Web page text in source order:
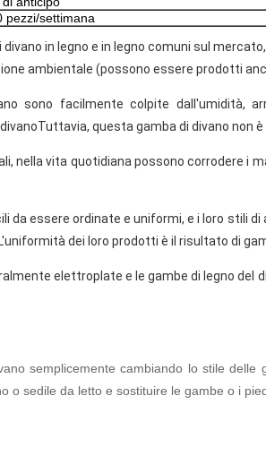
pezzi/settimana
in legno e in legno comuni sul
ambientale (possono essere prodotti
sono facilmente colpite dall'umidità,
questa gamba di divano non
nella vita quotidiana possono corrodere
da essere ordinate e uniformi, e i loro
dei loro prodotti è il risultato di
elettroplate e le gambe di legno
semplicemente cambiando lo stile
o sedile da letto e sostituire le gambe o i